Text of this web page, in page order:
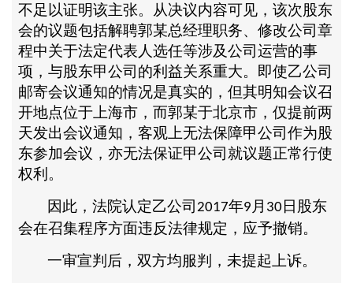
不足以证明该主张。从决议内容可见，该次股东
会的议题包括解聘郭某总经理职务、修改公司章
程中关于法定代表人选任等涉及公司运营的事
项，与股东甲公司的利益关系重大。即使乙公司
邮寄会议通知的情况是真实的，但其明知会议召
开地点位于上海市，而郭某于北京市，仅提前两
天发出会议通知，客观上无法保障甲公司作为股
东参加会议，亦无法保证甲公司就议题正常行使
权利。
因此，法院认定乙公司2017年9 月 30日股东
会在召集程序方面违反法律规定，应予撤销。
一审宣判后，双方均服判，未提起上诉。